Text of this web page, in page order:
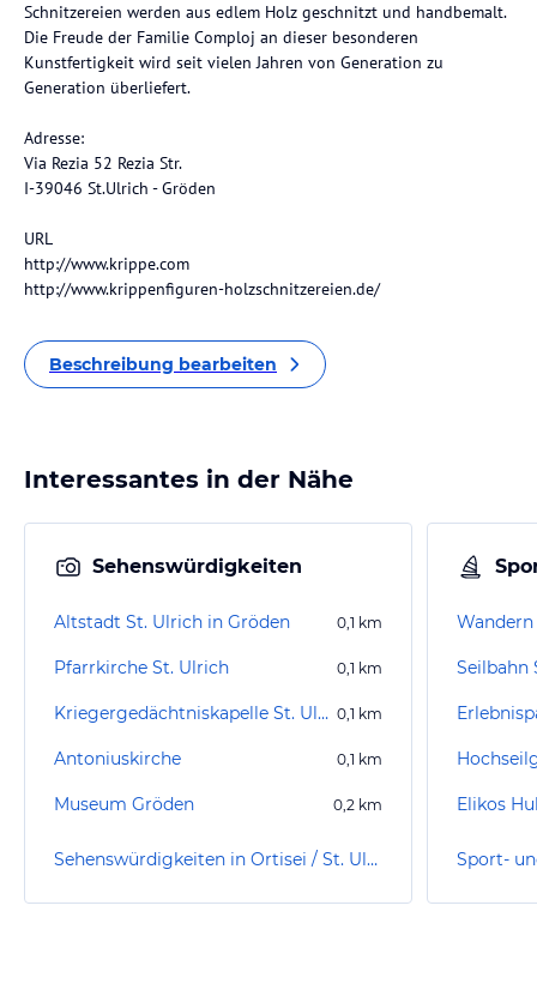
Schnitzereien werden aus edlem Holz geschnitzt und handbemalt.
Die Freude der Familie Comploj an dieser besonderen
Kunstfertigkeit wird seit vielen Jahren von Generation zu
Generation überliefert.
Adresse:
Via Rezia 52 Rezia Str.
I-39046 St.Ulrich - Gröden
URL
http://www.krippe.com
http://www.krippenfiguren-holzschnitzereien.de/
Beschreibung bearbeiten
Interessantes in der Nähe
Sehenswürdigkeiten
Altstadt St. Ulrich in Gröden 0,1 km
Pfarrkirche St. Ulrich 0,1 km
Kriegergedächtniskapelle St. Ulrich 0,1 km
Antoniuskirche 0,1 km
Museum Gröden 0,2 km
Sehenswürdigkeiten in Ortisei / St. Ulrich in Gröden
Seilbahn
Elikos